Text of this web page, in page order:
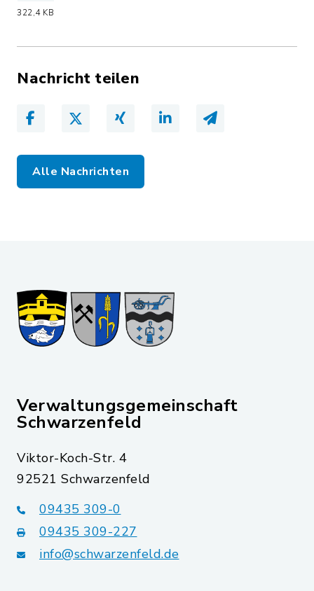
322,4 KB
Nachricht teilen
Alle Nachrichten
Verwaltungsgemeinschaft
Schwarzenfeld
Viktor-Koch-Str. 4
92521 Schwarzenfeld
09435 309-0
09435 309-227
info@schwarzenfeld.de